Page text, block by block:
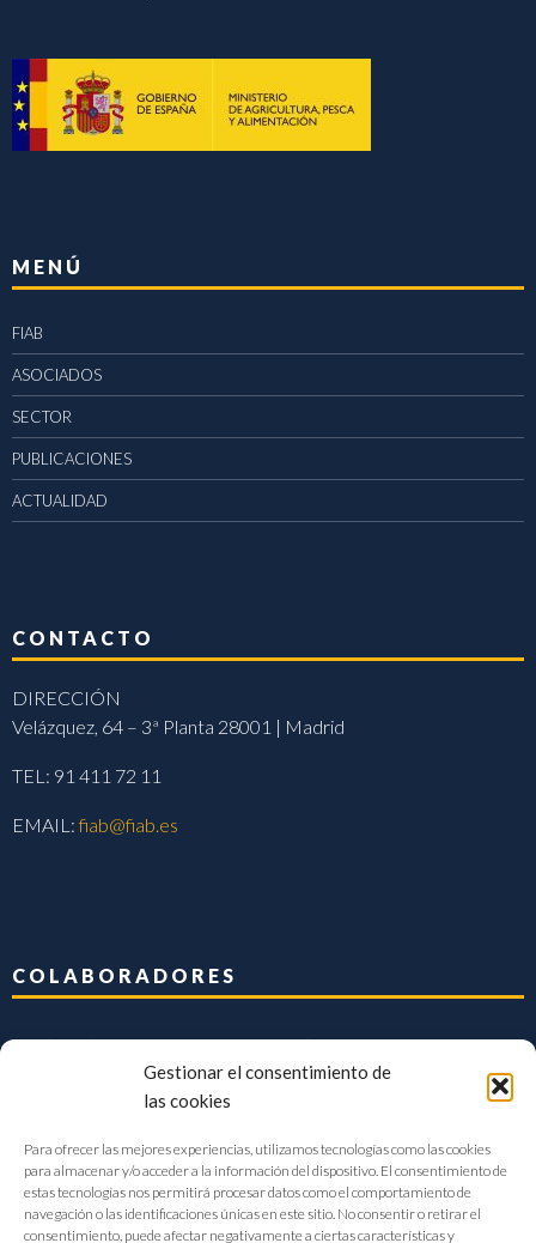
Gestionar el consentimiento de
las cookies
Para ofrecer las mejores experiencias, utilizamos tecnologías como las cookies
para almacenar y/o acceder a la información del dispositivo. El consentimiento de
estas tecnologías nos permitirá procesar datos como el comportamiento de
navegación o las identificaciones únicas en este sitio. No consentir o retirar el
consentimiento, puede afectar negativamente a ciertas características y
MENÚ
FIAB
ASOCIADOS
SECTOR
PUBLICACIONES
ACTUALIDAD
CONTACTO
DIRECCIÓN
Velázquez, 64 – 3ª Planta 28001 | Madrid
TEL: 91 411 72 11
EMAIL:fiab@fiab.es
COLABORADORES